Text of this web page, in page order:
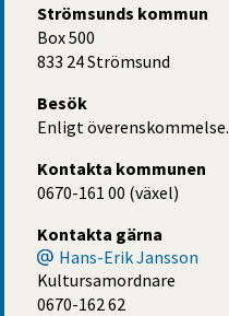
Strömsunds kommun
Box 500
833 24 Strömsund
Besök
Enligt överenskommelse.
Kontakta kommunen
0670-161 00 (växel)
Kontakta gärna
Hans-Erik Jansson
Kultursamordnare
0670-162 62